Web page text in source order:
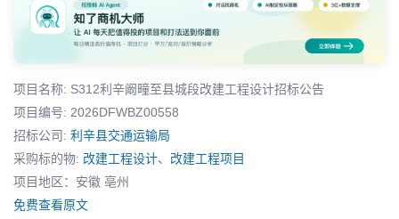
项目名称: S312利辛阚疃至县城段改建工程设计招标公告
项目编号: 2026DFWBZ00558
招标公司: 利辛县交通运输局
采购标的物: 改建工程设计、 改建工程项目
项目地区：安徽 亳州
免费查看原文